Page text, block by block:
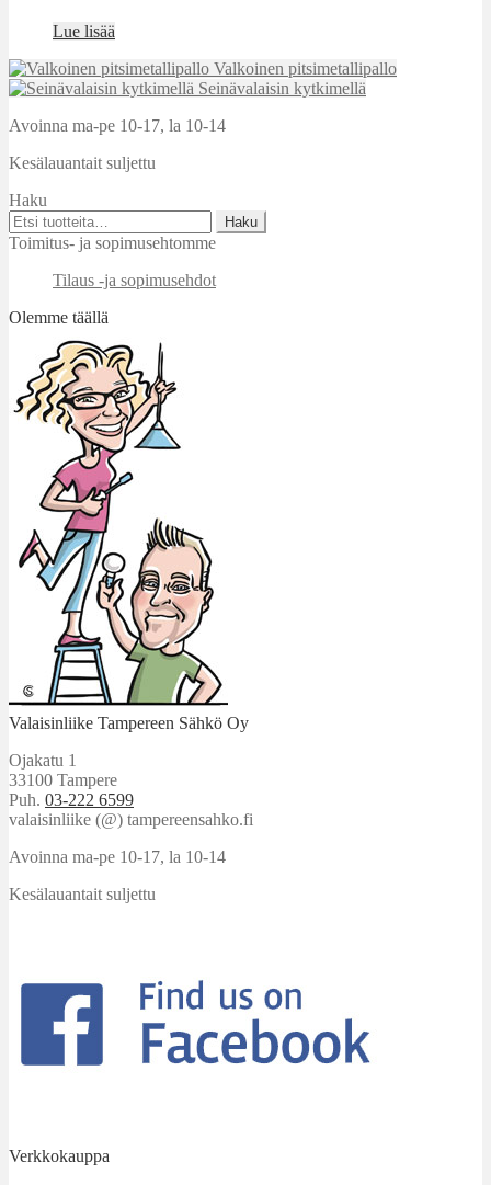
Lue lisää
Valkoinen pitsimetallipallo
Seinävalaisin kytkimellä
Avoinna ma-pe 10-17, la 10-14
Kesälauantait suljettu
Haku
Etsi:
Haku
Toimitus- ja sopimusehtomme
Tilaus -ja sopimusehdot
Olemme täällä
Valaisinliike Tampereen Sähkö Oy
Ojakatu 1
33100 Tampere
Puh. 03-222 6599
valaisinliike (@) tampereensahko.fi
Avoinna ma-pe 10-17, la 10-14
Kesälauantait suljettu
Verkkokauppa